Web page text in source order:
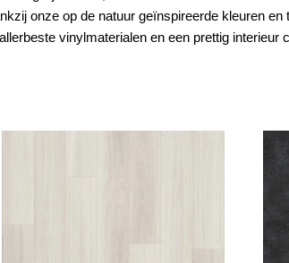
onze op de natuur geïnspireerde kleuren en
vinylmaterialen en een prettig interieur